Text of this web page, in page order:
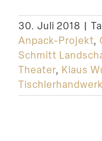
30. Juli 2018 |
Anpack-Projekt,
Schmitt
Theater, Klaus
Tischlerhandwerk